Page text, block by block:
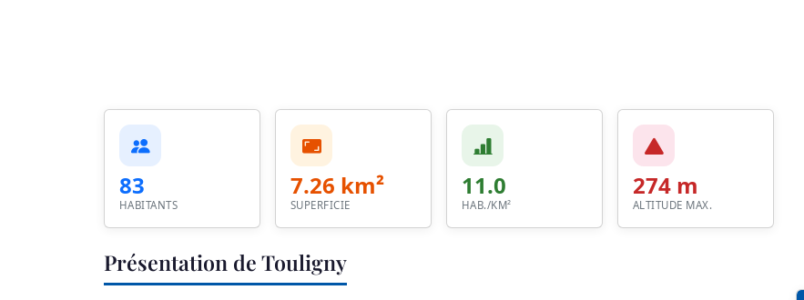
83
HABITANTS
7.26 km²
SUPERFICIE
11.0
HAB./KM²
274 m
ALTITUDE MAX.
Présentation de Touligny